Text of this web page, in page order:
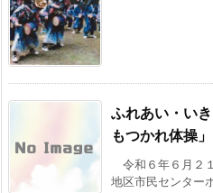
ふれあい・い
もつかれ体操
令和６年６月２
地区市民センター